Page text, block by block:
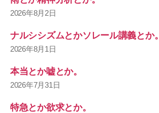
2026年8月2日
ナルシシズムとかソレール講義とか。
2026年8月1日
本当とか嘘とか。
2026年7月31日
特急とか欲求とか。